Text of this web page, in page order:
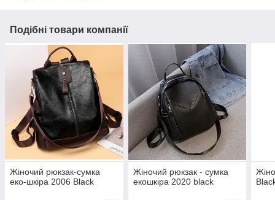
Подібні товари компанії
Жіночий рюкзак-сумка
еко-шкіра 2006 Black
Жіночий рюкзак - сумка
екошкіра 2020 black